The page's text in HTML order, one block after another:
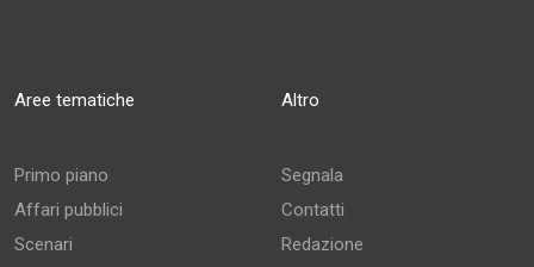
Aree tematiche
Primo piano
Affari pubblici
Scenari
Altro
Segnala
Contatti
Redazione